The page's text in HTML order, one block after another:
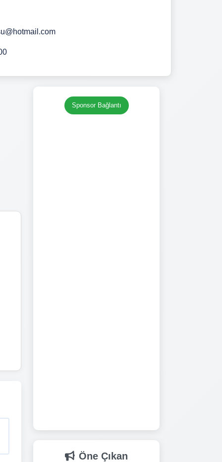
Sponsor Bağlantı
Öne Çıkan